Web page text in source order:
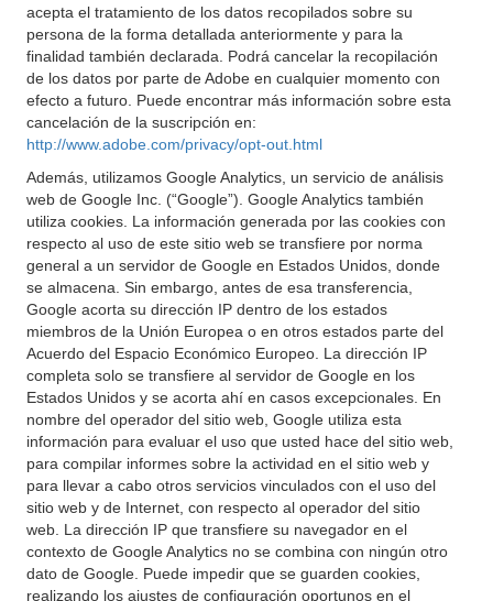
acepta el tratamiento de los datos recopilados sobre su
persona de la forma detallada anteriormente y para la
finalidad también declarada. Podrá cancelar la recopilación
de los datos por parte de Adobe en cualquier momento con
efecto a futuro. Puede encontrar más información sobre esta
cancelación de la suscripción en:
http://www.adobe.com/privacy/opt-out.html
Además, utilizamos Google Analytics, un servicio de análisis
web de Google Inc. (“Google”). Google Analytics también
utiliza cookies. La información generada por las cookies con
respecto al uso de este sitio web se transfiere por norma
general a un servidor de Google en Estados Unidos, donde
se almacena. Sin embargo, antes de esa transferencia,
Google acorta su dirección IP dentro de los estados
miembros de la Unión Europea o en otros estados parte del
Acuerdo del Espacio Económico Europeo. La dirección IP
completa solo se transfiere al servidor de Google en los
Estados Unidos y se acorta ahí en casos excepcionales. En
nombre del operador del sitio web, Google utiliza esta
información para evaluar el uso que usted hace del sitio web,
para compilar informes sobre la actividad en el sitio web y
para llevar a cabo otros servicios vinculados con el uso del
sitio web y de Internet, con respecto al operador del sitio
web. La dirección IP que transfiere su navegador en el
contexto de Google Analytics no se combina con ningún otro
dato de Google. Puede impedir que se guarden cookies,
realizando los ajustes de configuración oportunos en el